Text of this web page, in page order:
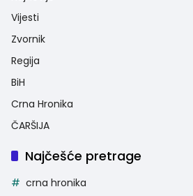
Vijesti
Zvornik
Regija
BiH
Crna Hronika
ČARŠIJA
Najčešće pretrage
crna hronika